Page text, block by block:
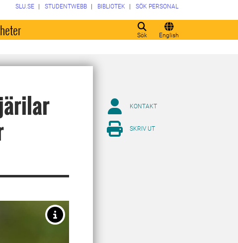
Sök English
SLU.SE STUDENTWEBB BIBLIOTEK SÖK PERSONAL
KONTAKT
SKRIV UT